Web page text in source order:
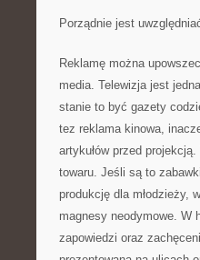
Porządnie jest
Reklamę można
media. Telewizja jest
stanie to być gazety
tez reklama kinowa,
artykułów przed
towaru. Jeśli są to
produkcję dla młodzieży,
magnesy neodymowe. W
zapowiedzi oraz